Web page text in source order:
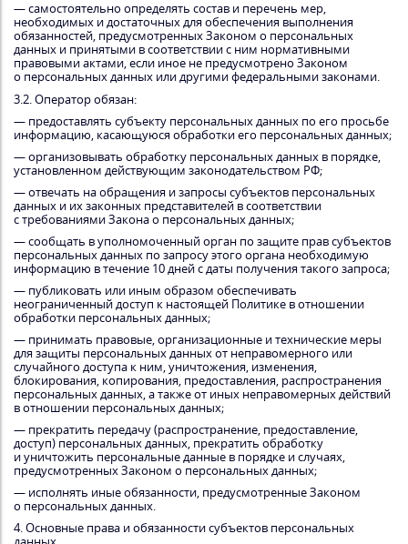
— самостоятельно определять состав и перечень мер,
необходимых и достаточных для обеспечения выполнения
обязанностей, предусмотренных Законом о персональных
данных и принятыми в соответствии с ним нормативными
правовыми актами, если иное не предусмотрено Законом
о персональных данных или другими федеральными законами.
3.2. Оператор обязан:
— предоставлять субъекту персональных данных по его просьбе
информацию, касающуюся обработки его персональных данных;
— организовывать обработку персональных данных в порядке,
установленном действующим законодательством РФ;
— отвечать на обращения и запросы субъектов персональных
данных и их законных представителей в соответствии
с требованиями Закона о персональных данных;
— сообщать в уполномоченный орган по защите прав субъектов
персональных данных по запросу этого органа необходимую
информацию в течение 10 дней с даты получения такого запроса;
— публиковать или иным образом обеспечивать
неограниченный доступ к настоящей Политике в отношении
обработки персональных данных;
— принимать правовые, организационные и технические меры
для защиты персональных данных от неправомерного или
случайного доступа к ним, уничтожения, изменения,
блокирования, копирования, предоставления, распространения
персональных данных, а также от иных неправомерных действий
в отношении персональных данных;
— прекратить передачу (распространение, предоставление,
доступ) персональных данных, прекратить обработку
и уничтожить персональные данные в порядке и случаях,
предусмотренных Законом о персональных данных;
— исполнять иные обязанности, предусмотренные Законом
о персональных данных.
4. Основные права и обязанности субъектов персональных